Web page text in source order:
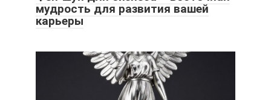
мудрость для развития вашей
карьеры